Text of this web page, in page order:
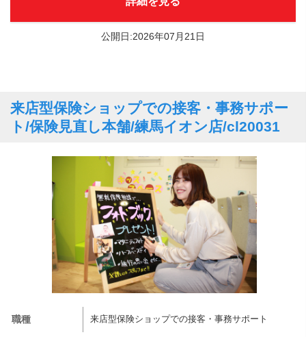
公開日:2026年07月21日
来店型保険ショップでの接客・事務サポー
ト/保険見直し本舗/練馬イオン店/cl20031
職種 来店型保険ショップでの接客・事務サポート